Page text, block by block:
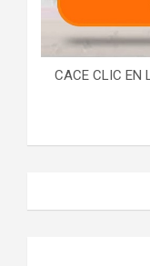
CACE CLIC EN